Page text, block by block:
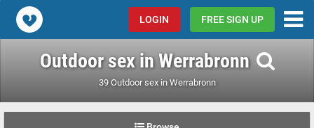
Popcorn.dating LOGIN FREE SIGN UP
Outdoor sex in Werrabronn
39 Outdoor sex in Werrabronn